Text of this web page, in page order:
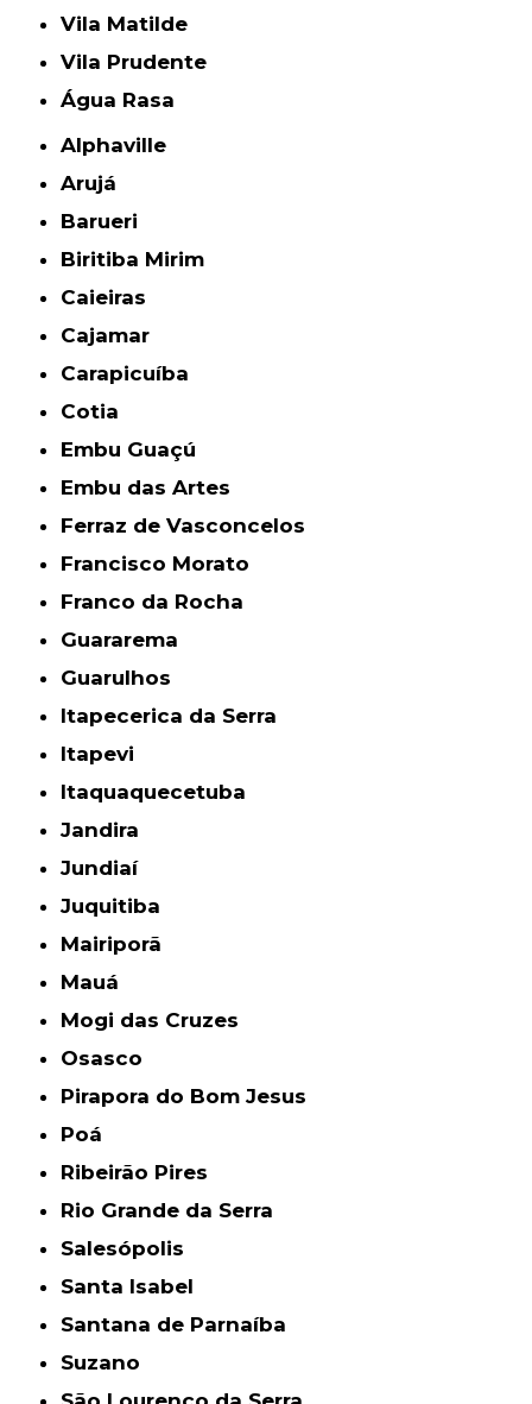
Vila Matilde
Vila Prudente
Água Rasa
Alphaville
Arujá
Barueri
Biritiba Mirim
Caieiras
Cajamar
Carapicuíba
Cotia
Embu Guaçú
Embu das Artes
Ferraz de Vasconcelos
Francisco Morato
Franco da Rocha
Guararema
Guarulhos
Itapecerica da Serra
Itapevi
Itaquaquecetuba
Jandira
Jundiaí
Juquitiba
Mairiporã
Mauá
Mogi das Cruzes
Osasco
Pirapora do Bom Jesus
Poá
Ribeirão Pires
Rio Grande da Serra
Salesópolis
Santa Isabel
Santana de Parnaíba
Suzano